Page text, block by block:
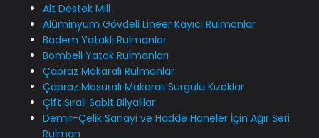
Alt Destek Mili
Alüminyum Gövdeli Lineer Kayıcı Rulmanlar
Badem Yataklı Rulmanlar
Bombeli Yatak Rulmanları
Çapraz Makaralı Rulmanlar
Çapraz Masuralı Makaralı Sürgülü Kızaklar
Çift Sıralı Sabit Bilyalılar
Demir-Çelik Sanayi ve Hadde Haneler İçin Ağır Seri
Rulman